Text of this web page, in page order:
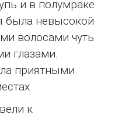
и в полумраке
была невысокой
волосами чуть
глазами.
приятными
к